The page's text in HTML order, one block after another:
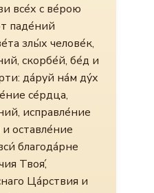
все́х с ве́рою
паде́ний
злы́х челове́к,
скорбе́й, бе́д и
да́руй на́м ду́х
се́рдца,
исправле́ние
оставле́ние
благода́рне
Твоя́,
Ца́рствия и